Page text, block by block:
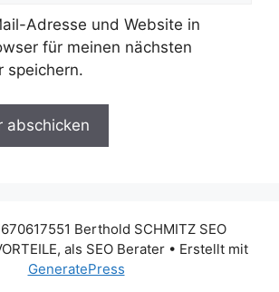
Adresse und Website in
für meinen nächsten
speichern.
Berthold SCHMITZ SEO
als SEO Berater• Erstellt mit
GeneratePress